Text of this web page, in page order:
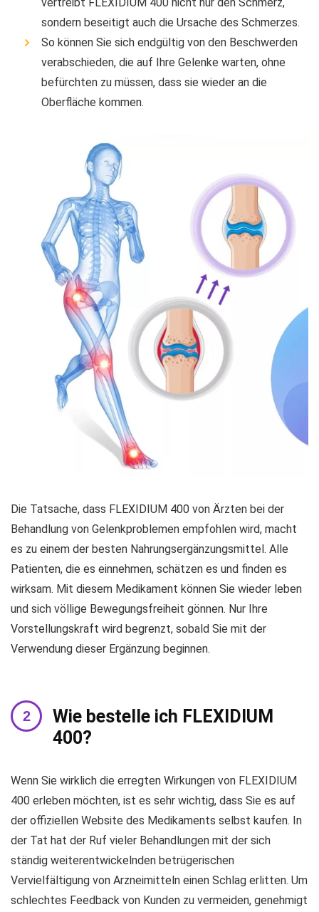
sondern beseitigt auch die Ursache des Schmerzes.
So können Sie sich endgültig von den Beschwerden
verabschieden, die auf Ihre Gelenke warten, ohne
befürchten zu müssen, dass sie wieder an die
Oberfläche kommen.
Die Tatsache, dass FLEXIDIUM 400 von Ärzten bei der
Behandlung von Gelenkproblemen empfohlen wird, macht
es zu einem der besten Nahrungsergänzungsmittel. Alle
Patienten, die es einnehmen, schätzen es und finden es
wirksam. Mit diesem Medikament können Sie wieder leben
und sich völlige Bewegungsfreiheit gönnen. Nur Ihre
Vorstellungskraft wird begrenzt, sobald Sie mit der
Verwendung dieser Ergänzung beginnen.
Wie bestelle ich FLEXIDIUM
400?
Wenn Sie wirklich die erregten Wirkungen von FLEXIDIUM
400 erleben möchten, ist es sehr wichtig, dass Sie es auf
der offiziellen Website des Medikaments selbst kaufen. In
der Tat hat der Ruf vieler Behandlungen mit der sich
ständig weiterentwickelnden betrügerischen
Vervielfältigung von Arzneimitteln einen Schlag erlitten. Um
schlechtes Feedback von Kunden zu vermeiden, genehmigt